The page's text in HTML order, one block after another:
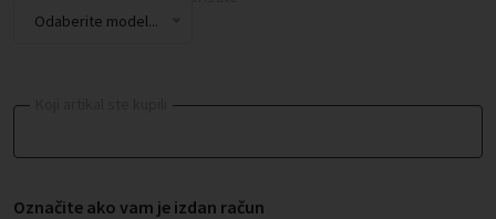
Odaberite model...
Označite ako vam je izdan račun